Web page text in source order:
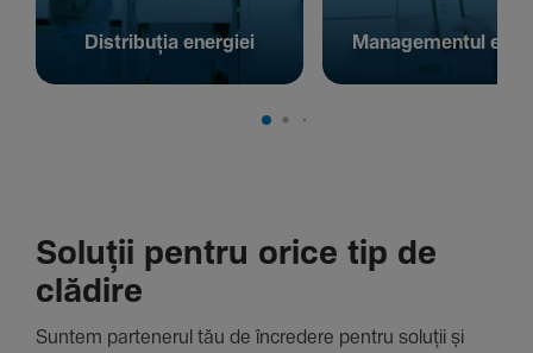
Distribuția energiei Managementul
Soluții pentru orice tip de
clădire
Suntem parte­nerul tău de încre­dere pentru soluții și